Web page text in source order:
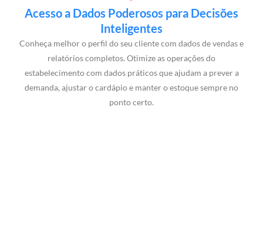
Acesso a Dados Poderosos para Decisões
Inteligentes
Conheça melhor o perfil do seu cliente com dados de vendas e
relatórios completos. Otimize as operações do
estabelecimento com dados práticos que ajudam a prever a
demanda, ajustar o cardápio e manter o estoque sempre no
ponto certo.